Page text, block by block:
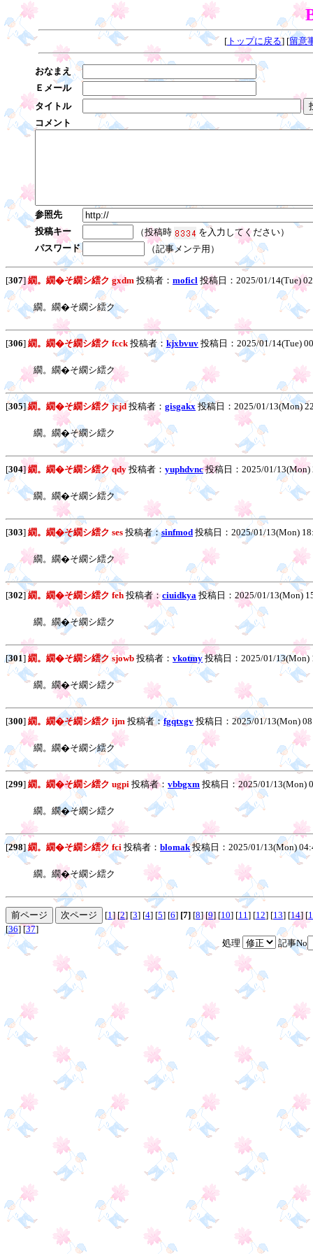
[ トップに戻る] [留意
おなまえ
Ｅメール
タイトル
コメント
参照先
投稿キー
（投稿時
を入力してください）
パスワード
（記事メンテ用）
[307]繝。繝�そ繝シ繧ク gxdm 投稿者： moficl 投稿日：2025/01/14(Tue)
繝。繝�そ繝シ繧ク
[306] 繝。繝�そ繝シ繧ク fcck投稿者： kjxbvuv 投稿日：2025/01/14(Tue)
繝。繝�そ繝シ繧ク
[305]繝。繝�そ繝シ繧ク jcjd 投稿者： gisgakx 投稿日：2025/01/13(Mon)
繝。繝�そ繝シ繧ク
[304]繝。繝�そ繝シ繧ク qdy 投稿者： yuphdvnc投稿日：2025/01/
繝。繝�そ繝シ繧ク
[303] 繝。繝�そ繝シ繧ク ses 投稿者：sinfmod 投稿日：2025/01/13(Mon)
繝。繝�そ繝シ繧ク
[302]繝。繝�そ繝シ繧ク feh 投稿者：ciuidkya 投稿日：2025/01/13(Mon)
繝。繝�そ繝シ繧ク
[301] 繝。繝�そ繝シ繧ク sjowb 投稿者： vkotmy投稿日：2025/01/
繝。繝�そ繝シ繧ク
[300] 繝。繝�そ繝シ繧ク ijm 投稿者：fgqtxgv 投稿日：2025/01/13(Mon)
繝。繝�そ繝シ繧ク
[299] 繝。繝�そ繝シ繧ク ugpi 投稿者： vbbgxm 投稿日：2025/01/13(Mon)
繝。繝�そ繝シ繧ク
[298]繝。繝�そ繝シ繧ク fci 投稿者： blomak投稿日：2025/01/13(Mon)
繝。繝�そ繝シ繧ク
[1] [2] [3] [4] [5] [6] [7] [8] [9] [10] [11 ] [12] [13] [14] [
[36] [37]
処理
記事No